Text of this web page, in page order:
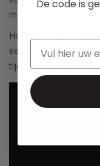
matras wordt getrokken.
Het hoeslaken wordt
een Sanfor
tijdens het wassen en
De code is